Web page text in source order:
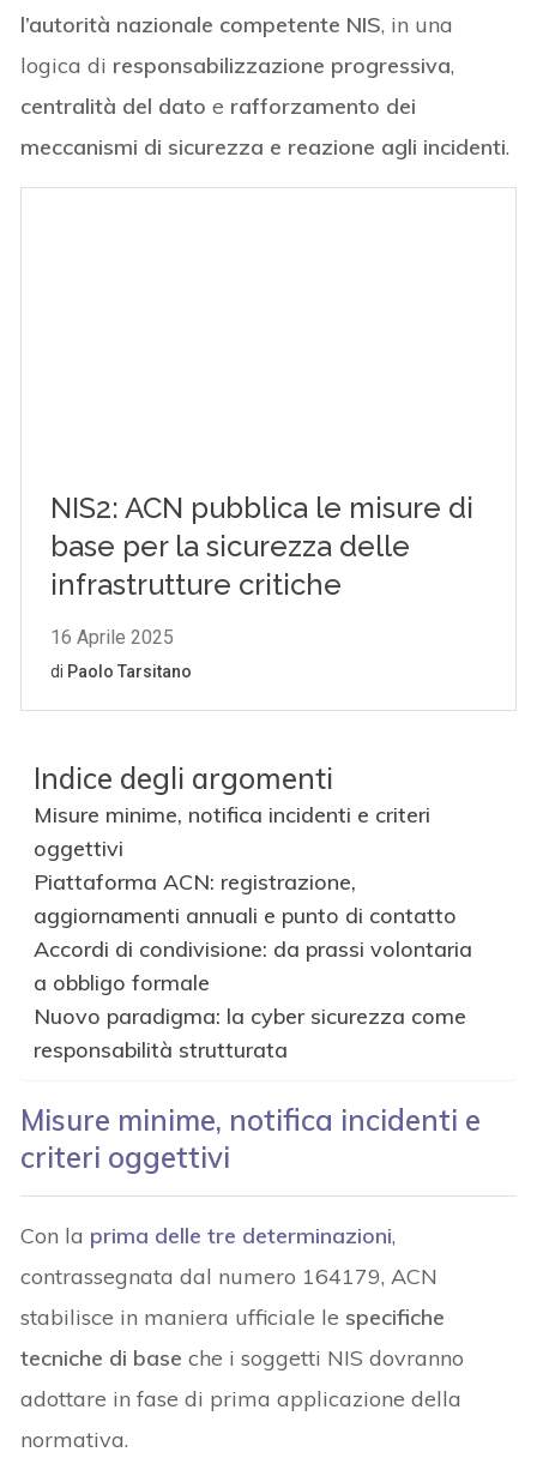
l’autorità nazionale competente NIS, in una
logica di responsabilizzazione progressiva,
centralità del dato e rafforzamento dei
meccanismi di sicurezza e reazione agli incidenti.
Indice degli argomenti
Misure minime, notifica incidenti e criteri
oggettivi
Piattaforma ACN: registrazione,
aggiornamenti annuali e punto di contatto
Accordi di condivisione: da prassi volontaria
a obbligo formale
Nuovo paradigma: la cyber sicurezza come
responsabilità strutturata
Misure minime, notifica incidenti e
criteri oggettivi
Con la prima delle tre determinazioni,
contrassegnata dal numero 164179, ACN
stabilisce in maniera ufficiale le specifiche
tecniche di base che i soggetti NIS dovranno
adottare in fase di prima applicazione della
normativa.